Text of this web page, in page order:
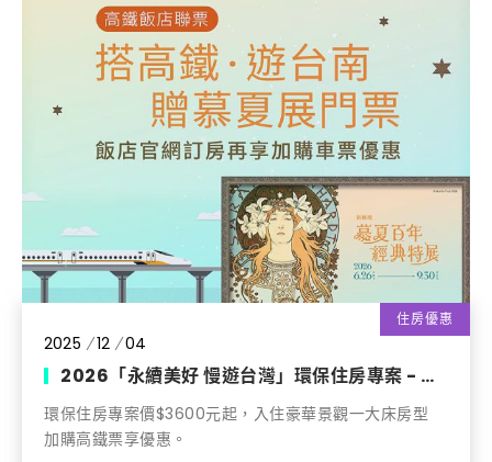
2025 12 04
住房優惠
2026「永續美好 慢遊台灣」環保住房專案 - 期間限定優惠《新藝境：慕夏百年經典特展》門票贈送
環保住房專案價$3600元起，入住豪華景觀一大床房型
加購高鐵票享優惠。